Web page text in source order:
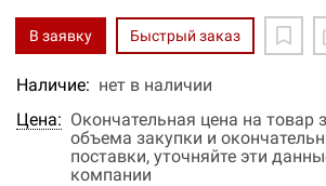
В заявку Быстрый заказ
Наличие: нет в наличии
Цена: Окончательная цена на товар
объема закупки и
поставки, уточняйте эти
компании